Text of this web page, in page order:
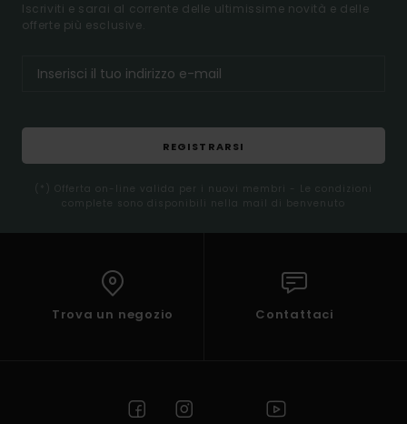
Iscriviti e sarai al corrente delle ultimissime novità e delle
offerte più esclusive.
REGISTRARSI
(*) Offerta on-line valida per i nuovi membri - Le condizioni
complete sono disponibili nella mail di benvenuto
Trova un negozio Contattaci